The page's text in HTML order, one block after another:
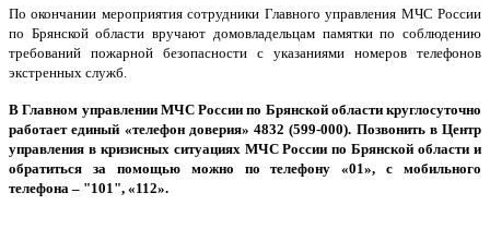
По окончании мероприятия сотрудники Главного управления МЧС России
по Брянской области вручают домовладельцам памятки по соблюдению
требований пожарной безопасности с указаниями номеров телефонов
экстренных служб.
В Главном управлении МЧС России по Брянской области круглосуточно
работает единый «телефон доверия» 4832 (599-000). Позвонить в Центр
управления в кризисных ситуациях МЧС России по Брянской области и
обратиться за помощью можно по телефону «01», с мобильного
телефона – "101", «112».